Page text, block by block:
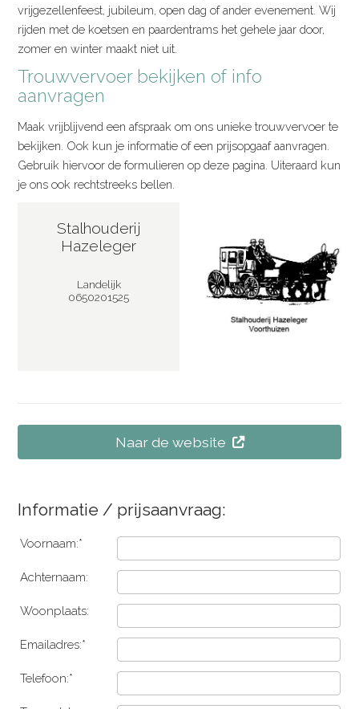
vrijgezellenfeest, jubileum, open dag of ander evenement. Wij
rijden met de koetsen en paardentrams het gehele jaar door,
zomer en winter maakt niet uit.
Trouwvervoer bekijken of info
aanvragen
Maak vrijblijvend een afspraak om ons unieke trouwvervoer te
bekijken. Ook kun je informatie of een prijsopgaaf aanvragen.
Gebruik hiervoor de formulieren op deze pagina. Uiteraard kun
je ons ook rechtstreeks bellen.
Stalhouderij
Hazeleger
Landelijk
0650201525
Naar de website
Informatie / prijsaanvraag:
Voornaam:*
Achternaam:
Woonplaats:
Emailadres:*
Telefoon:*